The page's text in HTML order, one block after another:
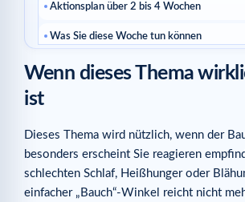
Aktionsplan über 2 bis 4 Wochen
Was Sie diese Woche tun können
Wie Sie wissen, ob Sie auf dem richtigen
Kann Stress den Bauchbereich wirklich
Sollten wir mehr Bauchmuskeln trainieren?
Wenn dieses Thema
ist
Dieses Thema wird nützlich, wenn der
besonders erscheint Sie reagieren
schlechten Schlaf, Heißhunger oder
einfacher „Bauch“-Winkel reicht nicht